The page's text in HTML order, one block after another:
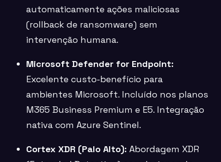
automaticamente ações maliciosas
(rollback de ransomware) sem
intervenção humana.
Microsoft Defender for Endpoint:
Excelente custo-benefício para
ambientes Microsoft. Incluído nos planos
M365 Business Premium e E5. Integração
nativa com Azure Sentinel.
Cortex XDR (Palo Alto): Abordagem XDR